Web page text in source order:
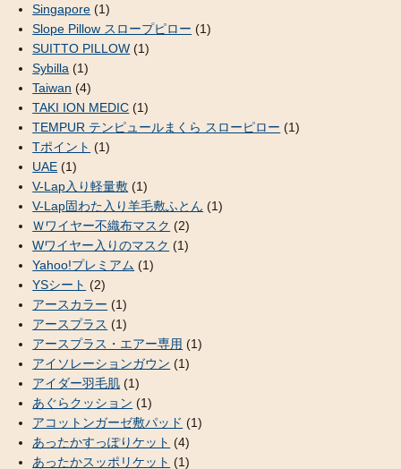
Singapore (1)
Slope Pillow スロープピロー (1)
SUITTO PILLOW (1)
Sybilla (1)
Taiwan (4)
TAKI ION MEDIC (1)
TEMPUR テンピュールまくら スローピロー (1)
Tポイント (1)
UAE (1)
V-Lap入り軽量敷 (1)
V-Lap固わた入り羊毛敷ふとん (1)
Ｗワイヤー不織布マスク (2)
Wワイヤー入りのマスク (1)
Yahoo!プレミアム (1)
YSシート (2)
アースカラー (1)
アースプラス (1)
アースプラス・エアー専用 (1)
アイソレーションガウン (1)
アイダー羽毛肌 (1)
あぐらクッション (1)
アコットンガーゼ敷パッド (1)
あったかすっぽりケット (4)
あったかスッポリケット (1)